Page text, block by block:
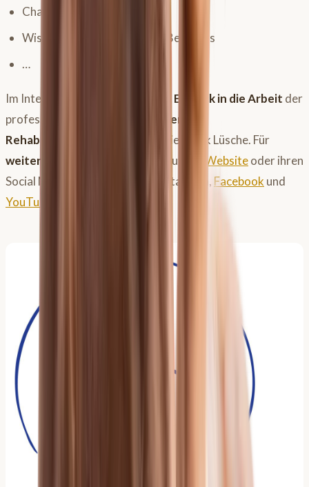
Charakter des Pferdes
Wissen und Fähigkeiten des Besitzers
…
Im Interview bekommst du einen Einblick in die Arbeit der
professionellen und
kompetenten
Rehabilitationsabteilung
der Tierklinik Lüsche. Für
weitere Informationen
schau auf der Websiteoder ihren
Social Media Kanälen vorbei (Instagram, Facebook und
YouTube